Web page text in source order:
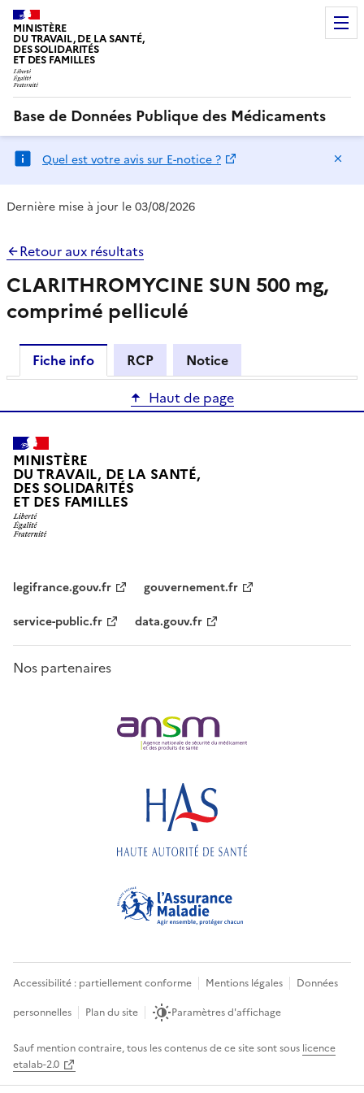
MINISTÈRE
DU TRAVAIL, DE LA SANTÉ,
DES SOLIDARITÉS
ET DES FAMILLES
Base de Données Publique des Médicaments
Quel est votre avis sur E-notice ?
Dernière mise à jour le 03/08/2026
Retour aux résultats
CLARITHROMYCINE SUN 500 mg,
comprimé pelliculé
Fiche info RCP
Notice
Haut de page
MINISTÈRE
DU TRAVAIL, DE LA SANTÉ,
DES SOLIDARITÉS
ET DES FAMILLES
legifrance.gouv.fr
gouvernement.fr
service-public.fr
data.gouv.fr
Nos partenaires
Accessibilité : partiellement conforme Mentions légales
Données
personnelles
Plan du site Paramètres d'affichage
Sauf mention contraire, tous les contenus de ce site sont sous licence
etalab-2.0